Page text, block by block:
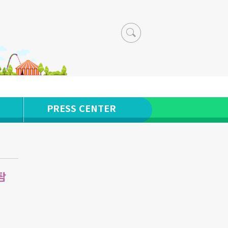
PRESS CENTER